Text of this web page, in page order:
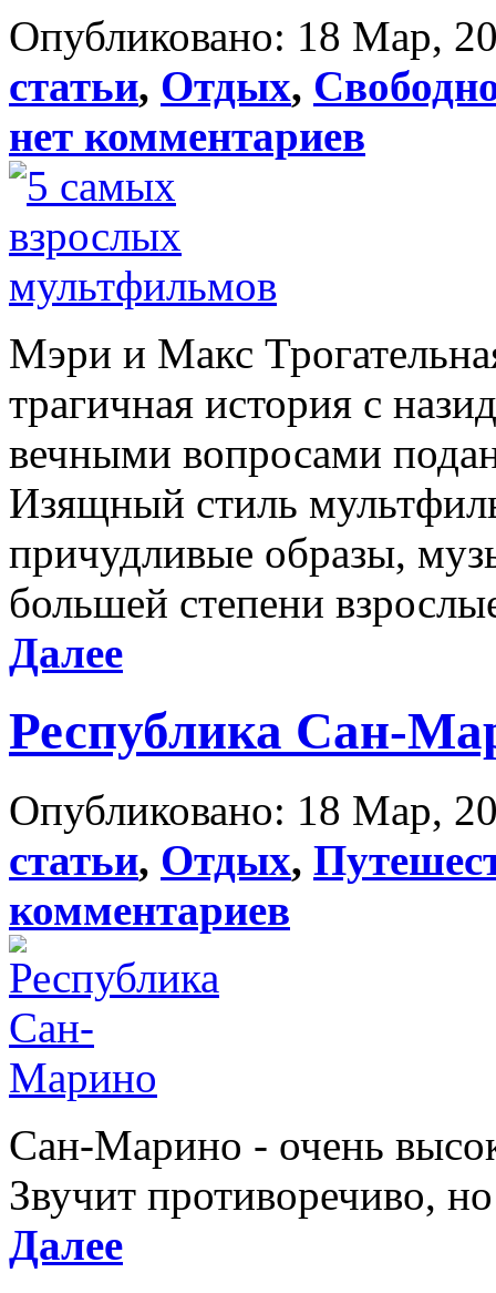
Опубликовано: 18 Мар,
статьи, Отдых,
нет комментариев
Мэри и Макс
трагичная история с
вечными вопросами
Изящный стиль
причудливые образы,
большей степени
Далее
Республика Сан-
Опубликовано: 18 Мар,
статьи, Отдых,
комментариев
Сан-Марино - очень
Звучит противоречиво,
Далее